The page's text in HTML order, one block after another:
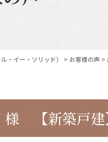
ル・イー・ソリッド） > お客様の声 >
様 【新築戸